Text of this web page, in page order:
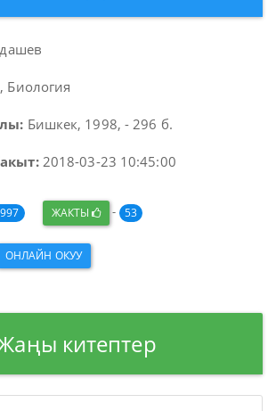
Бишкек, 1998, - 296 б.
2018-03-23 10:45:00
ЖАКТЫ - 53
ОНЛАЙН ОКУУ
китептер